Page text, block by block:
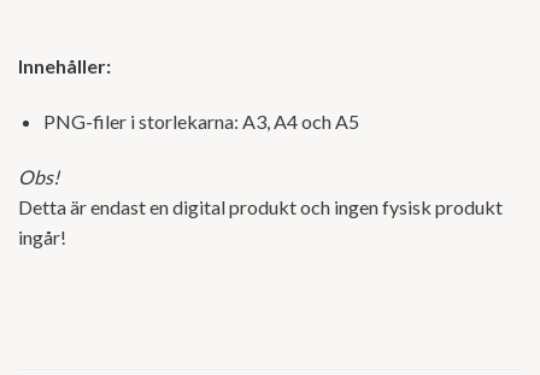
Innehåller:
PNG-filer i storlekarna: A3, A4 och A5
Obs!
Detta är endast en digital produkt och ingen fysisk produkt
ingår!